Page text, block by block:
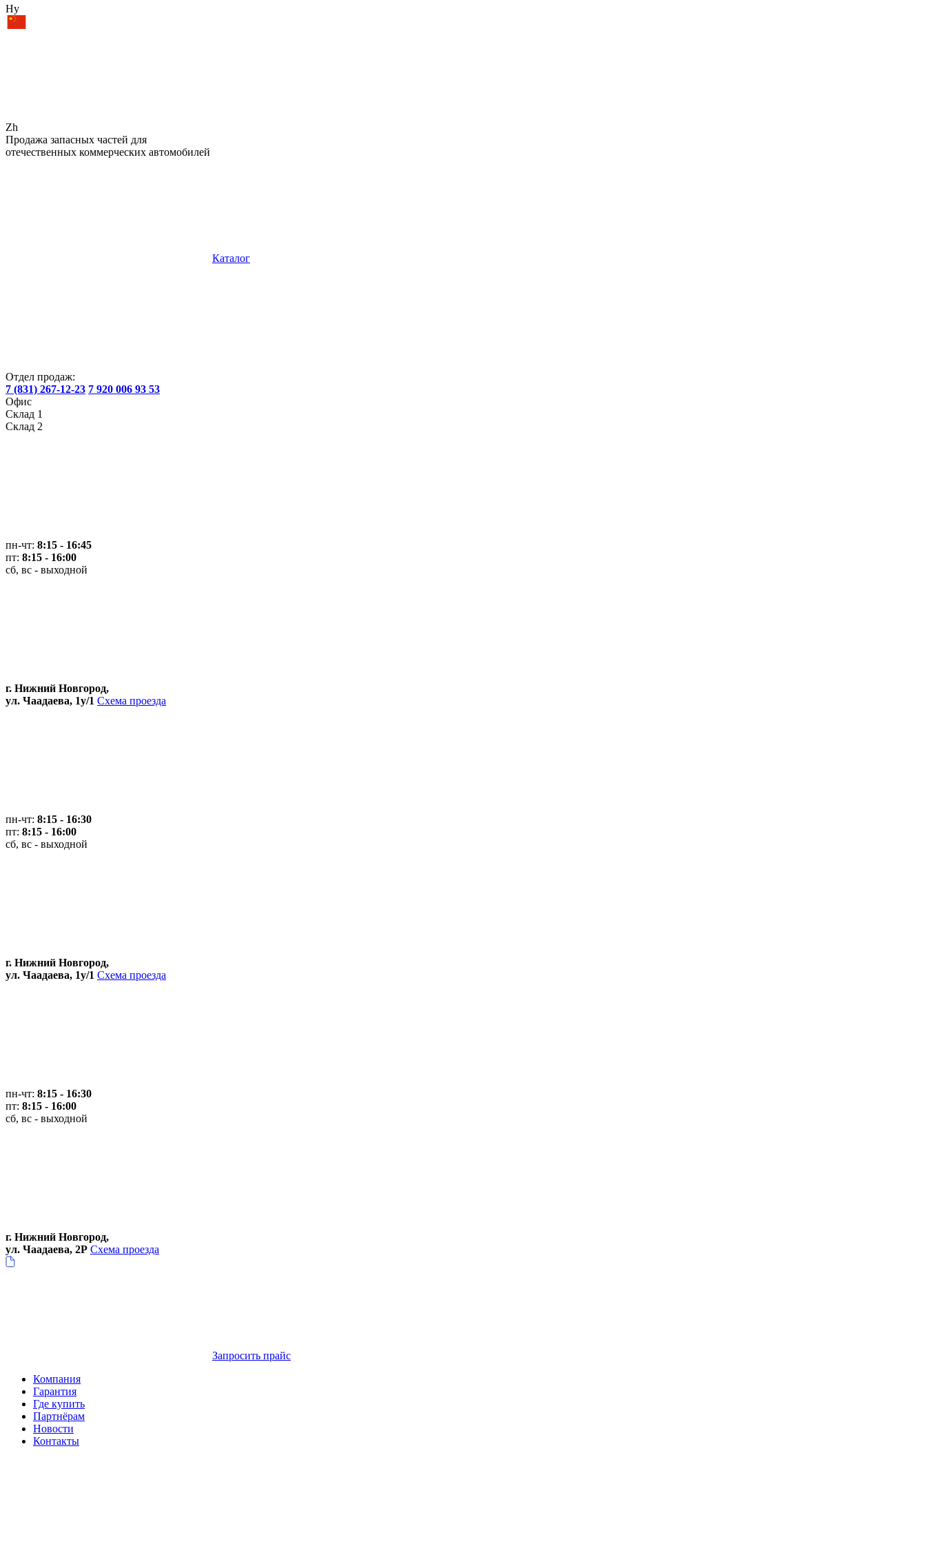
Hy
Zh
Продажа запасных частей для
отечественных коммерческих автомобилей
Каталог
Отдел продаж:
7 (831) 267-12-23 7 920 006 93 53
Офис
Склад 1
Склад 2
пн-чт: 8:15 - 16:45
пт: 8:15 - 16:00
сб, вс - выходной
г. Нижний Новгород,
ул. Чаадаева, 1у/1 Схема проезда
пн-чт: 8:15 - 16:30
пт: 8:15 - 16:00
сб, вс - выходной
г. Нижний Новгород,
ул. Чаадаева, 1у/1 Схема проезда
пн-чт: 8:15 - 16:30
пт: 8:15 - 16:00
сб, вс - выходной
г. Нижний Новгород,
ул. Чаадаева, 2Р Схема проезда
Запросить прайс
Компания
Гарантия
Где купить
Партнёрам
Новости
Контакты